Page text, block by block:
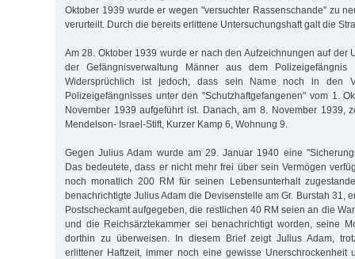
Oktober 1939 wurde er wegen "versuchter Rassenschande" zu
verurteilt. Durch die bereits erlittene Untersuchungshaft galt die
Am 28. Oktober 1939 wurde er nach den Aufzeichnungen auf der
der Gefängnisverwaltung Männer aus dem Polizeigefängnis
Widersprüchlich ist jedoch, dass sein Name noch in den
Polizeigefängnisses unter den "Schutzhaftgefangenen" vom 1.
November 1939 aufgeführt ist. Danach, am 8. November 1939,
Mendelson- Israel-Stift, Kurzer Kamp 6, Wohnung 9.
Gegen Julius Adam wurde am 29. Januar 1940 eine
Das bedeutete, dass er nicht mehr frei über sein Vermögen
noch monatlich 200 RM für seinen Lebensunterhalt
benachrichtigte Julius Adam die Devisenstelle am Gr. Burstah 31,
Postscheckamt aufgegeben, die restlichen 40 RM seien an die
und die Reichsärztekammer sei benachrichtigt worden, seine
dorthin zu überweisen. In diesem Brief zeigt Julius Adam,
erlittener Haftzeit, immer noch eine gewisse Unerschrockenheit